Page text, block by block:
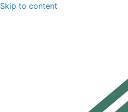
Skip to content